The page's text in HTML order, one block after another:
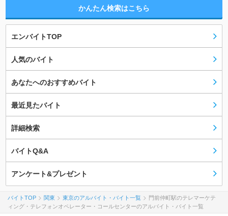
かんたん検索はこちら
エンバイトTOP
人気のバイト
あなたへのおすすめバイト
最近見たバイト
詳細検索
バイトQ&A
アンケート&プレゼント
バイトTOP 関東 東京のアルバイト・バイト一覧
門前仲町駅のテレマーケテ
ィング・テレフォンオペレーター・コールセンターのアルバイト・バイト一覧